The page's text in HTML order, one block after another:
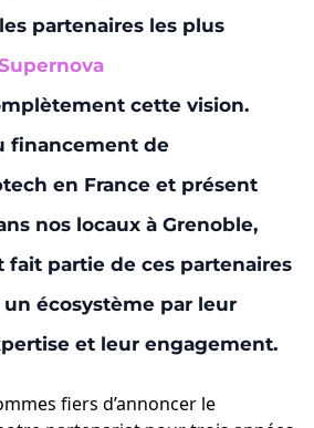
partenaires les plus
cette vision.
financement de
en France et présent
nos locaux à Grenoble,
fait partie de ces partenaires
écosystème par leur
et leur engagement.
fiers d’annoncer le